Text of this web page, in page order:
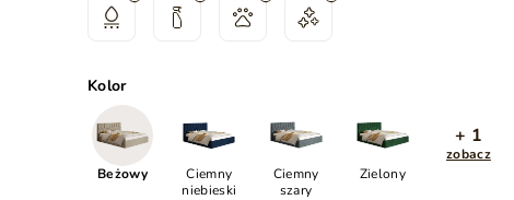
Kolor
Beżowy
Ciemny
niebieski
Ciemny
szary
Zielony
+ 1
zobacz